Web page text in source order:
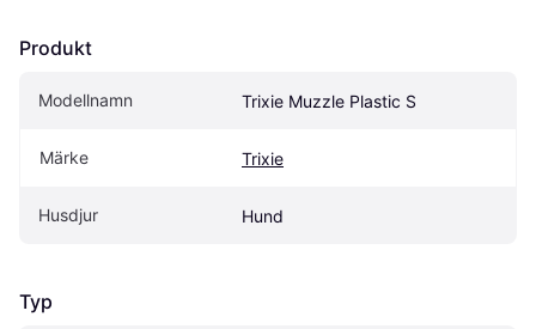
Produkt
Modellnamn Trixie Muzzle Plastic S
Märke Trixie
Husdjur Hund
Typ